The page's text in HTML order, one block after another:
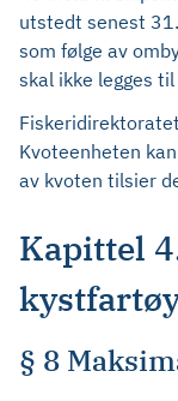
utstedt senest
som følge av
skal ikke legges
Kvoteenheten
av kvoten tilsier
Kapittel
§ 8